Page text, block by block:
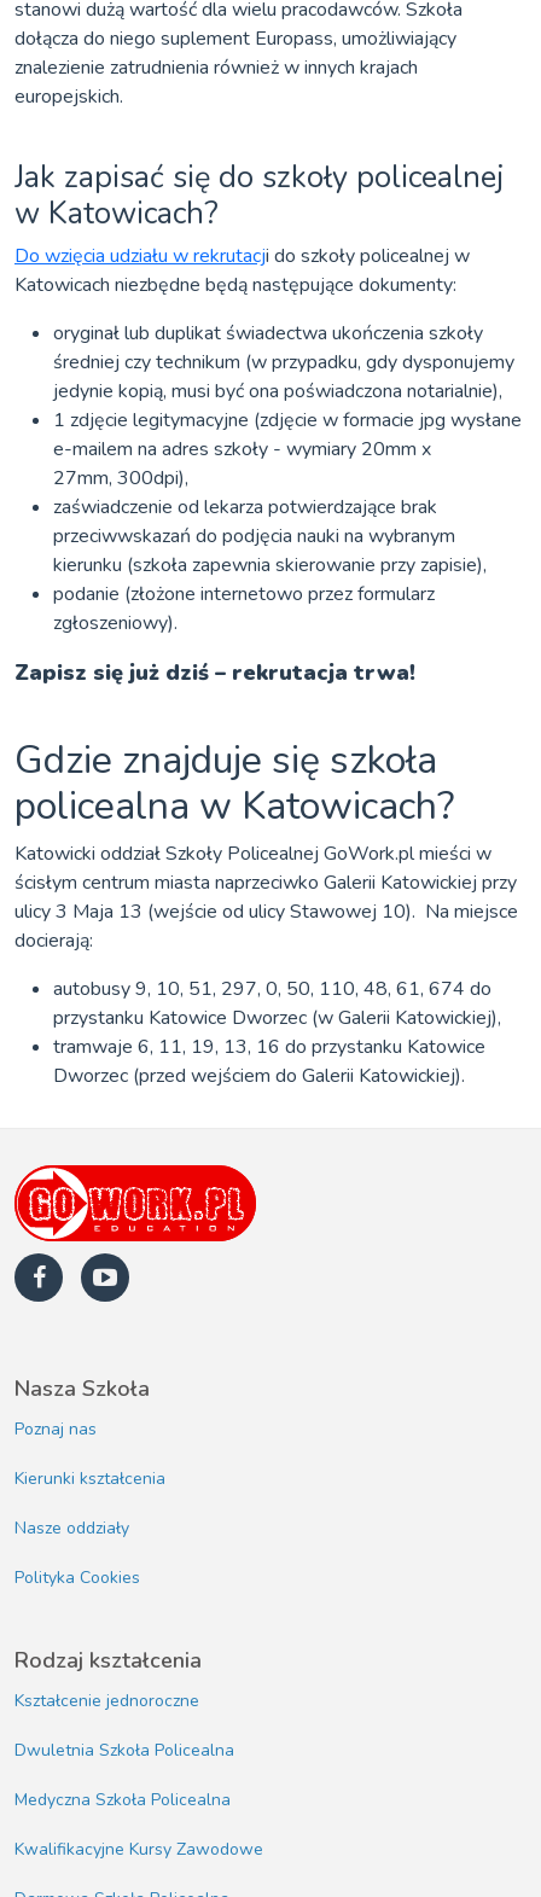
stanowi dużą wartość dla wielu pracodawców. Szkoła
dołącza do niego suplement Europass, umożliwiający
znalezienie zatrudnienia również w innych krajach
europejskich.
Jak zapisać się do szkoły policealnej
w Katowicach?
Do wzięcia udziału w rekrutacji do szkoły policealnej w
Katowicach niezbędne będą następujące dokumenty:
oryginał lub duplikat świadectwa ukończenia szkoły
średniej czy technikum (w przypadku, gdy dysponujemy
jedynie kopią, musi być ona poświadczona notarialnie),
1 zdjęcie legitymacyjne (zdjęcie w formacie jpg wysłane
e-mailem na adres szkoły - wymiary 20mm x
27mm, 300dpi),
zaświadczenie od lekarza potwierdzające brak
przeciwwskazań do podjęcia nauki na wybranym
kierunku (szkoła zapewnia skierowanie przy zapisie),
podanie (złożone internetowo przez formularz
zgłoszeniowy).
Zapisz się już dziś – rekrutacja trwa!
Gdzie znajduje się szkoła
policealna w Katowicach?
Katowicki oddział Szkoły Policealnej GoWork.pl mieści w
ścisłym centrum miasta naprzeciwko Galerii Katowickiej przy
ulicy 3 Maja 13 (wejście od ulicy Stawowej 10). Na miejsce
docierają:
autobusy 9, 10, 51, 297, 0, 50, 110, 48, 61, 674 do
przystanku Katowice Dworzec (w Galerii Katowickiej),
tramwaje 6, 11, 19, 13, 16 do przystanku Katowice
Dworzec (przed wejściem do Galerii Katowickiej).
Nasza Szkoła
Poznaj nas
Kierunki kształcenia
Nasze oddziały
Polityka Cookies
Rodzaj kształcenia
Kształcenie jednoroczne
Dwuletnia Szkoła Policealna
Medyczna Szkoła Policealna
Kwalifikacyjne Kursy Zawodowe